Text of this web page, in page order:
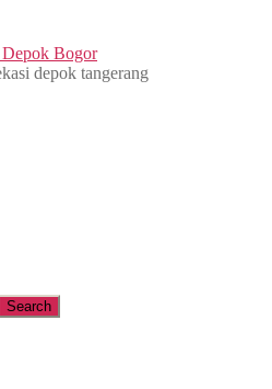
Bogor
depok tangerang